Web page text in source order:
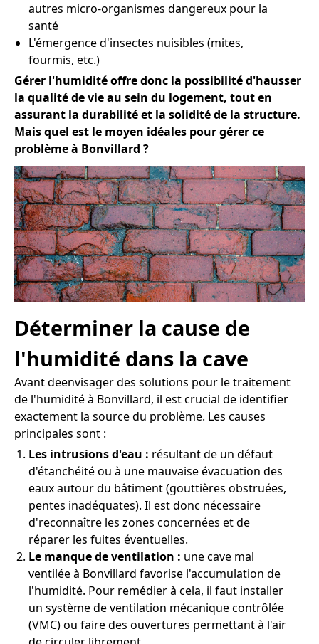
autres micro-organismes dangereux pour la
santé
L'émergence d'insectes nuisibles (mites,
fourmis, etc.)
Gérer l'humidité offre donc la possibilité d'hausser
la qualité de vie au sein du logement, tout en
assurant la durabilité et la solidité de la structure.
Mais quel est le moyen idéales pour gérer ce
problème à Bonvillard ?
Déterminer la cause de
l'humidité dans la cave
Avant deenvisager des solutions pour le traitement
de l'humidité à Bonvillard, il est crucial de identifier
exactement la source du problème. Les causes
principales sont :
Les intrusions d'eau : résultant de un défaut
d'étanchéité ou à une mauvaise évacuation des
eaux autour du bâtiment (gouttières obstruées,
pentes inadéquates). Il est donc nécessaire
d'reconnaître les zones concernées et de
réparer les fuites éventuelles.
Le manque de ventilation : une cave mal
ventilée à Bonvillard favorise l'accumulation de
l'humidité. Pour remédier à cela, il faut installer
un système de ventilation mécanique contrôlée
(VMC) ou faire des ouvertures permettant à l'air